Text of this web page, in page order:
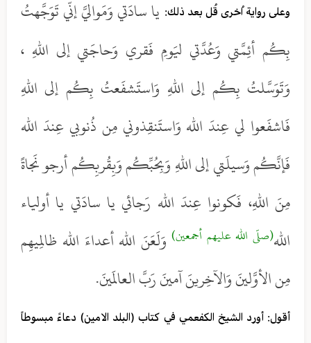
وعلى رواية اُخرى قُل بعد ذلك: يا سادَتي وَمَواليَّ إنّي تَوَجَّهتُ
بِكُم أئِمَّتي وَعُدَّتي ليَومِ فَقري وَحاجَتي إلى اللهِ ،
وَتَوَسَّلتُ بِكُم إلى اللهِ وَاستَشفَعتُ بِكُم إلى اللهِ
فَاشفَعوا لي عِندَ الله وَاستَنقِذوني مِن ذُنوبي عِندَ الله
فَإنَّكُم وَسيلَتي إلى اللهِ وَبِحُبِّكُم وَبِقُربِكُم أرجو نَجاةً
مِنَ اللهِ، فَكونوا عِندَ الله رَجائي يا سادَتي يا أولياء
الله(صلّى الله عليهم أجمعين) وَلَعَنَ الله أعداءَ الله ظالِميهِم
مِن الأوَّلينَ وَالآخِرينَ آمينَ رَبَّ العالَمينَ.
أقول: أورد الشيخ الكفعمي في كتاب (البلد الامين) دعاءً مبسوطاً